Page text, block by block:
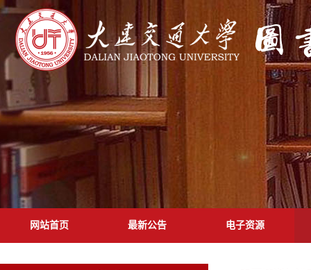
网站首页 最新公告 电子资源